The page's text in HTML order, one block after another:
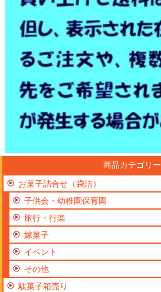
商品カテゴリー
お菓子詰合せ（袋詰）
子供会・幼稚園保育園
旅行・行楽
嫁菓子
イベント
その他
駄菓子箱売り